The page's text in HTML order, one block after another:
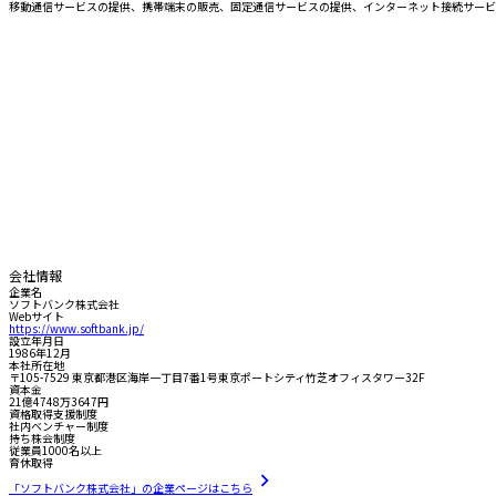
移動通信サービスの提供、携帯端末の販売、固定通信サービスの提供、インターネット接続サー
会社情報
企業名
ソフトバンク株式会社
Webサイト
https://www.softbank.jp/
設立年月日
1986年12月
本社所在地
〒105-7529 東京都港区海岸一丁目7番1号東京ポートシティ竹芝オフィスタワー32F
資本金
21億4748万3647円
資格取得支援制度
社内ベンチャー制度
持ち株会制度
従業員1000名以上
育休取得
「ソフトバンク株式会社」の企業ページはこちら